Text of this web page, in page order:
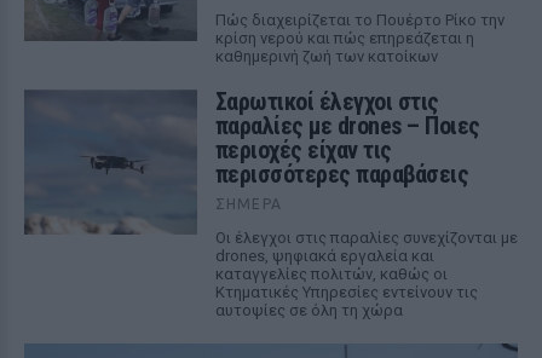
Πώς διαχειρίζεται το Πουέρτο Ρίκο την
κρίση νερού και πώς επηρεάζεται η
καθημερινή ζωή των κατοίκων
Σαρωτικοί έλεγχοι στις
παραλίες με drones – Ποιες
περιοχές είχαν τις
περισσότερες παραβάσεις
ΣΉΜΕΡΑ
Οι έλεγχοι στις παραλίες συνεχίζονται με
drones, ψηφιακά εργαλεία και
καταγγελίες πολιτών, καθώς οι
Κτηματικές Υπηρεσίες εντείνουν τις
αυτοψίες σε όλη τη χώρα